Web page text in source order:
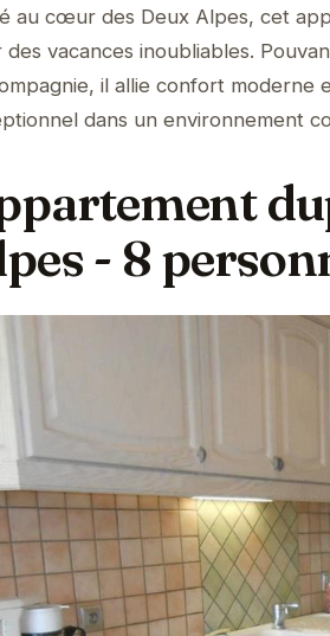
au cœur des Deux Alpes, cet
des vacances inoubliables.
il allie confort moderne
dans un environnement
- 8